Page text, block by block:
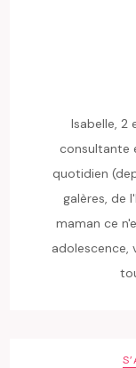
Isabelle, 2
consultante
quotidien
galères, de
maman ce
adolescence,